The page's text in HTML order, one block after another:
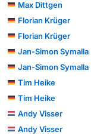
Max Dittgen
Florian Krüger
Florian Krüger
Jan-Simon Symalla
Jan-Simon Symalla
Tim Heike
Tim Heike
Andy Visser
Andy Visser